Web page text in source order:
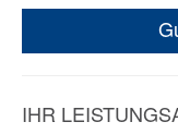
IHR